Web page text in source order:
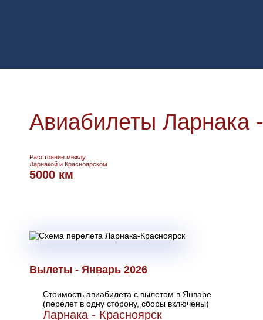
Авиабилеты Ларнака
Расстояние между
Ларнакой и Красноярском
5000 км
Вылеты - Январь 2026
Стоимость авиабилета с вылетом в Январе
(перелет в одну сторону, сборы включены)
Ларнака - Красноярск